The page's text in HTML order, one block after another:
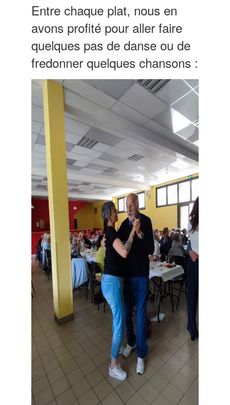
Entre chaque plat, nous en
avons profité pour aller faire
quelques pas de danse ou de
fredonner quelques chansons :